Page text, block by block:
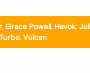
, Grace Powell, Havok,
, Vulcan